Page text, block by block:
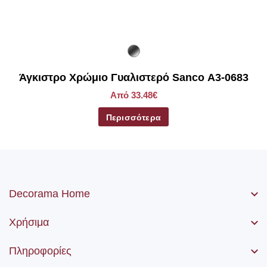
Άγκιστρο Χρώμιο Γυαλιστερό Sanco Α3-0683
Από 33.48€
Περισσότερα
Decorama Home
Χρήσιμα
Πληροφορίες